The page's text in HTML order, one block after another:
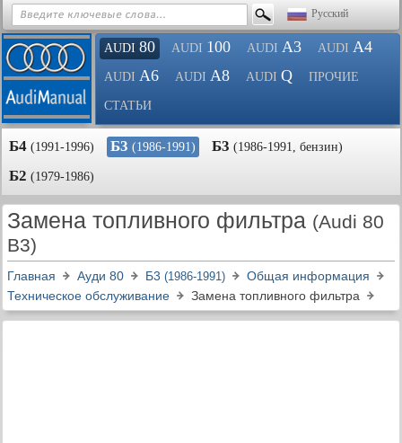
Русский
AUDI 80 AUDI 100 AUDI A3 AUDI A4
AUDI A6 AUDI A8 AUDI Q ПРОЧИЕ
СТАТЬИ
Б4 (1991-1996) Б3 (1986-1991) Б3 (1986-1991, бензин)
Б2 (1979-1986)
Замена топливного фильтра (Audi 80
B3)
Главная Ауди 80 Б3 (1986-1991)
Общая информация
Техническое обслуживание
Замена топливного фильтра